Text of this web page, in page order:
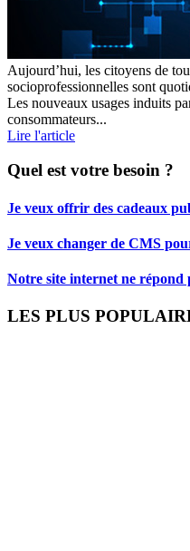
Aujourd’hui, les citoyens de
socioprofessionnelles sont
Les nouveaux usages induits
consommateurs...
Lire l'article
Quel est votre besoin ?
Je veux offrir des cadeaux
Je veux changer de CMS
Notre site internet ne répond
LES PLUS